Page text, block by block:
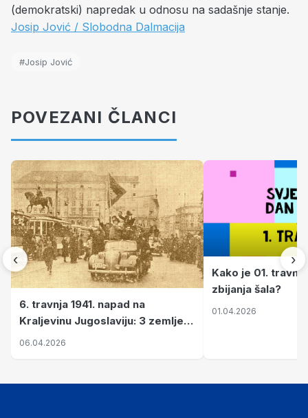
(demokratski) napredak u odnosu na sadašnje stanje.
Josip Jović / Slobodna Dalmacija
#Josip Jović
POVEZANI ČLANCI
‹
6. travnja 1941. napad na
Kraljevinu Jugoslaviju: 3 zemlje
nastale njenim raspadom
06.04.2026
Kako je 01.
zbijanja šala?
01.04.2026
›